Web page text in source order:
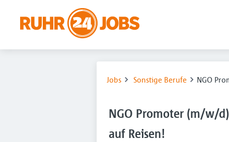
Jobs Sonstige Berufe NGO
NGO Promoter (m/w/
auf Reisen!